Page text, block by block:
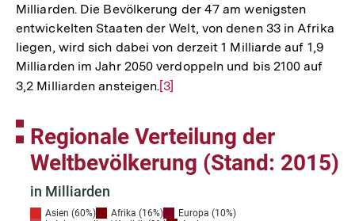
Milliarden. Die Bevölkerung der 47 am wenigsten
entwickelten Staaten der Welt, von denen 33 in Afrika
liegen, wird sich dabei von derzeit 1 Milliarde auf 1,9
Milliarden im Jahr 2050 verdoppeln und bis 2100 auf
3,2 Milliarden ansteigen.Zur
der
Fußnote
[3]